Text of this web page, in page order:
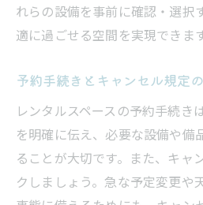
れらの設備を事前に確認・選択
適に過ごせる空間を実現できます
予約手続きとキャンセル規定
レンタルスペースの予約手続き
を明確に伝え、必要な設備や備
ることが大切です。また、キャ
クしましょう。急な予定変更や